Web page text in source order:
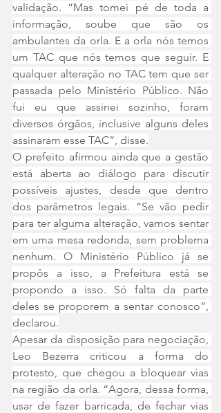
validação. “Mas tomei pé de toda a
informação, soube que são os
ambulantes da orla. E a orla nós temos
um TAC que nós temos que seguir. E
qualquer alteração no TAC tem que ser
passada pelo Ministério Público. Não
fui eu que assinei sozinho, foram
diversos órgãos, inclusive alguns deles
assinaram esse TAC”, disse.
O prefeito afirmou ainda que a gestão
está aberta ao diálogo para discutir
possíveis ajustes, desde que dentro
dos parâmetros legais. “Se vão pedir
para ter alguma alteração, vamos sentar
em uma mesa redonda, sem problema
nenhum. O Ministério Público já se
propôs a isso, a Prefeitura está se
propondo a isso. Só falta da parte
deles se proporem a sentar conosco”,
declarou.
Apesar da disposição para negociação,
Leo Bezerra criticou a forma do
protesto, que chegou a bloquear vias
na região da orla. “Agora, dessa forma,
usar de fazer barricada, de fechar vias